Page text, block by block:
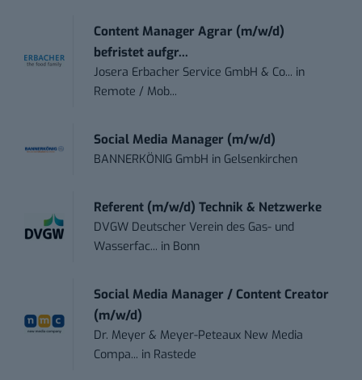
Content Manager Agrar (m/w/d)
befristet aufgr...
Josera Erbacher Service GmbH & Co... in
Remote / Mob...
Social Media Manager (m/w/d)
BANNERKÖNIG GmbH in Gelsenkirchen
Referent (m/w/d) Technik & Netzwerke
DVGW Deutscher Verein des Gas- und
Wasserfac... in Bonn
Social Media Manager / Content Creator
(m/w/d)
Dr. Meyer & Meyer-Peteaux New Media
Compa... in Rastede